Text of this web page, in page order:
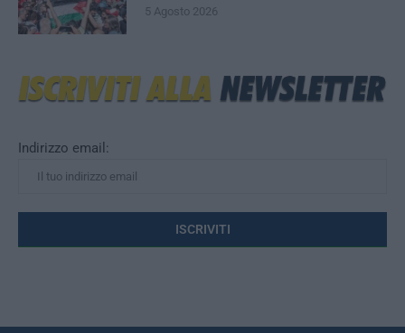
Indirizzo email:
5 Agosto 2026